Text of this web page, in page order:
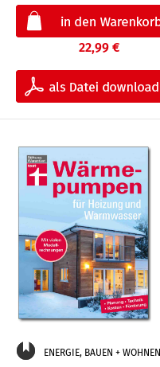
22,99 €
ENERGIE, BAUEN + WOHNEN